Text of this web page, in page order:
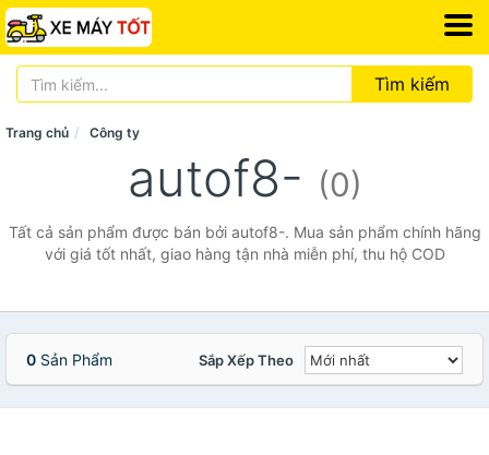
Tìm kiếm
Trang chủ Công ty
autof8- (0)
Tất cả sản phẩm được bán bởi autof8-. Mua sản phẩm chính hãng
với giá tốt nhất, giao hàng tận nhà miễn phí, thu hộ COD
0 Sản Phẩm Sắp Xếp Theo